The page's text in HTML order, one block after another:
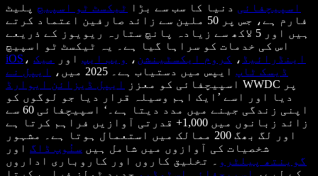
اسپیچفائی دنیا کا سب سے بڑا ٹیکسٹ ٹو اسپیچ پلیٹ
فارم ہے، جس پر 50 ملین سے زائد صارفین اعتماد کرتے
ہیں اور 5 لاکھ سے زیادہ پانچ ستارہ ریویوز کے ذریعے
اس کی خدمات کو سراہا گیا ہے۔ یہ ٹیکسٹ ٹو اسپیچ
iOS ، اینڈرائیڈ ، کروم ایکسٹینشن ، ویب ایپ اور
میک
ڈیسک ٹاپ ایپس میں دستیاب ہے۔ 2025 میں،
ایپل نے
اسپیچفائی کو معزز
ایپل ڈیزائن ایوارڈ
WWDC پر
دیا اور اسے ’ایک اہم وسیلہ قرار دیا جو لوگوں کو
اپنی زندگی جینے میں مدد دیتا ہے۔‘ اسپیچفائی 60 سے
زائد زبانوں میں 1,000+ قدرتی آوازیں فراہم کرتا ہے
اور لگ بھگ 200 ممالک میں استعمال ہوتا ہے۔ مشہور
شخصیات کی آوازوں میں شامل ہیں سنُوپ ڈاگ اور
گوینتھ پیلٹرو
۔ تخلیق کاروں اور کاروباری اداروں
کے لیے،
اسپیچفائی اسٹوڈیو جدید ٹولز فراہم کرتا